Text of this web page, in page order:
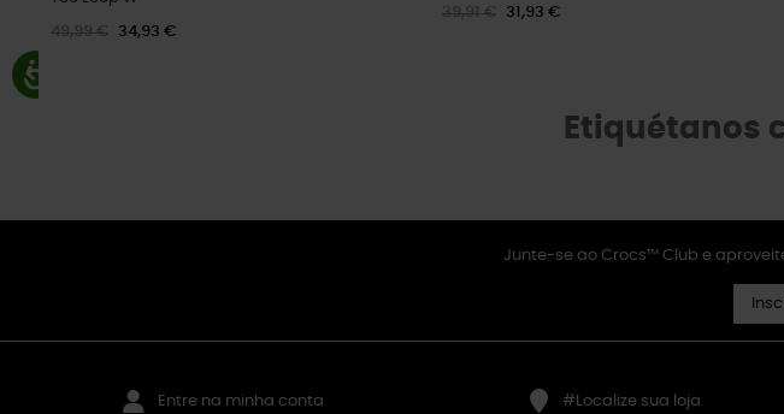
49,99 € 34,93 €
39,91 € 31,93 €
Etiquétanos
Junte-se ao Crocs™ Club e
Entre na minha conta #Localize sua loja